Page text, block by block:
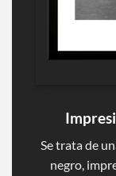
Se trata de
negro,